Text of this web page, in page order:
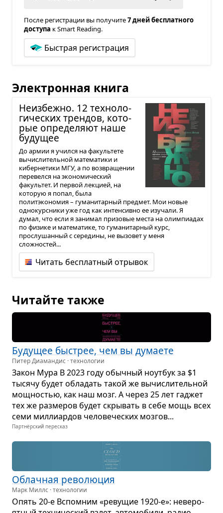
После регистрации вы получите7 дней бесплатного
доступа к Smart Reading.
Быстрая регистрация
Электронная книга
Неиз­бежно. 12 тех­но­ло­
ги­че­ских трен­дов, кото­
рые опре­де­ляют наше
буду­щее
До армии я учился на факультете
вычислительной математики и
кибернетики МГУ, а по возвращении
перевелся на экономический
факультет. И первой лекцией, на
которую я попал, была
политэкономия – гуманитарный предмет. Мои новые
однокурсники уже год как интенсивно ее изучали. Я
думал, что если я занимал призовые места на олимпиадах
по физике и математике, то гуманитарный курс,
прослушанный с середины, не вызовет у меня
сложностей...
Читать бесплатный отрывок
Читайте также
Буду­щее быстрее, чем вы дума­ете
Питер Диамандис · технологии
Закон Мура В 2023 году обыч­ный ноут­бук за $1
тысячу будет обла­дать такой же вычис­ли­тель­ной
мощ­но­стью, как наш мозг. А через 25 лет гаджет
тех же раз­ме­ров будет скры­вать в себе мощь всех
семи мил­ли­ар­дов чело­ве­че­ских моз­гов...
Партнёрский пересказ
Облач­ная рево­лю­ция
Марк Миллс · технологии
Опять 20-е Вспо­мним «реву­щие 1920-е»: неве­ро­